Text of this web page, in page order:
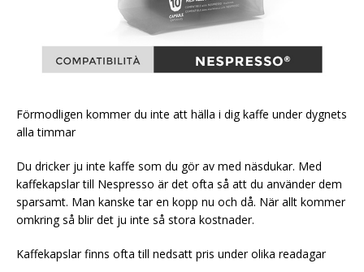
Förmodligen kommer du inte att hälla i dig kaffe under dygnets
alla timmar
Du dricker ju inte kaffe som du gör av med näsdukar. Med
kaffekapslar till Nespresso är det ofta så att du använder dem
sparsamt. Man kanske tar en kopp nu och då. När allt kommer
omkring så blir det ju inte så stora kostnader.
Kaffekapslar finns ofta till nedsatt pris under olika readagar